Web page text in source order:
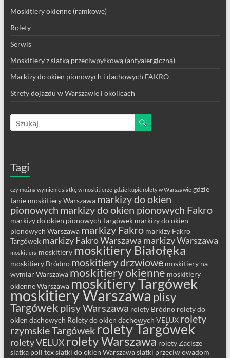
Moskitiery okienne (ramkowe)
Rolety
Serwis
Moskitiery z siatką przeciwpyłkową (antyalergiczną)
Markizy do okien pionowych i dachowych FAKRO
Strefy dojazdu w Warszawie i okolicach
Tagi
czy można wymienić siatkę w moskitierze gdzie kupić rolety w Warszawie gdzie
tanie moskitiery Warszawa markizy do okien
pionowych markizy do okien pionowych Fakro
markizy do okien pionowych Targówek markizy do okien
pionowych Warszawa markizy Fakro markizy Fakro
Targówek markizy Fakro Warszawa markizy Warszawa
moskitiera moskitiery moskitiery Białołęka
moskitiery Bródno moskitiery drzwiowe moskitiery na
wymiar Warszawa moskitiery okienne moskitiery
okienne Warszawa moskitiery Targówek
moskitiery Warszawa plisy
Targówek plisy Warszawa rolety Bródno rolety do
okien dachowych Rolety do okien dachowych VELUX rolety
rzymskie Targówek rolety Targówek
rolety VELUX rolety Warszawa rolety Zacisze
siatka poll texsiatki do okien Warszawasiatki przeciw owadom